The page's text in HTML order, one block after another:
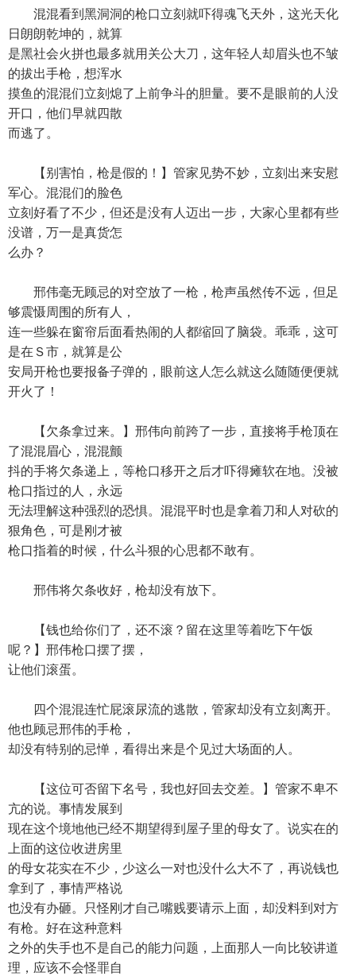
混混看到黑洞洞的枪口立刻就吓得魂飞天外，这光天化
日朗朗乾坤的，就算
是黑社会火拼也最多就用关公大刀，这年轻人却眉头也不皱
的拔出手枪，想浑水
摸鱼的混混们立刻熄了上前争斗的胆量。要不是眼前的人没
开口，他们早就四散
而逃了。
【别害怕，枪是假的！】管家见势不妙，立刻出来安慰
军心。混混们的脸色
立刻好看了不少，但还是没有人迈出一步，大家心里都有些
没谱，万一是真货怎
么办？
邢伟毫无顾忌的对空放了一枪，枪声虽然传不远，但足
够震慑周围的所有人，
连一些躲在窗帘后面看热闹的人都缩回了脑袋。乖乖，这可
是在Ｓ市，就算是公
安局开枪也要报备子弹的，眼前这人怎么就这么随随便便就
开火了！
【欠条拿过来。】邢伟向前跨了一步，直接将手枪顶在
了混混眉心，混混颤
抖的手将欠条递上，等枪口移开之后才吓得瘫软在地。没被
枪口指过的人，永远
无法理解这种强烈的恐惧。混混平时也是拿着刀和人对砍的
狠角色，可是刚才被
枪口指着的时候，什么斗狠的心思都不敢有。
邢伟将欠条收好，枪却没有放下。
【钱也给你们了，还不滚？留在这里等着吃下午饭
呢？】邢伟枪口摆了摆，
让他们滚蛋。
四个混混连忙屁滚尿流的逃散，管家却没有立刻离开。
他也顾忌邢伟的手枪，
却没有特别的忌惮，看得出来是个见过大场面的人。
【这位可否留下名号，我也好回去交差。】管家不卑不
亢的说。事情发展到
现在这个境地他已经不期望得到屋子里的母女了。说实在的
上面的这位收进房里
的母女花实在不少，少这么一对也没什么大不了，再说钱也
拿到了，事情严格说
也没有办砸。只怪刚才自己嘴贱要请示上面，却没料到对方
有枪。好在这种意料
之外的失手也不是自己的能力问题，上面那人一向比较讲道
理，应该不会怪罪自